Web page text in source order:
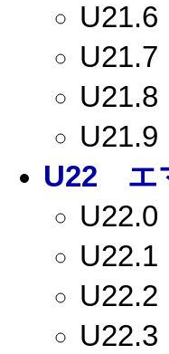
U21.6
U21.7
U21.8
U21.9
U22 エ
U22.0
U22.1
U22.2
U22.3